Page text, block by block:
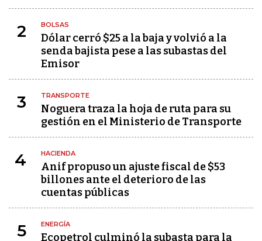
2 BOLSAS
Dólar cerró $25 a la baja y volvió a la
senda bajista pese a las subastas del
Emisor
3 TRANSPORTE
Noguera traza la hoja de ruta para su
gestión en el Ministerio de Transporte
4 HACIENDA
Anif propuso un ajuste fiscal de $53
billones ante el deterioro de las
cuentas públicas
5 ENERGÍA
Ecopetrol culminó la subasta para la